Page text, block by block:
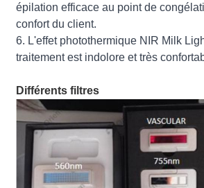
épilation efficace au point de
confort du client.
6. L'effet photothermique NIR Milk
traitement est indolore et très
Différents filtres